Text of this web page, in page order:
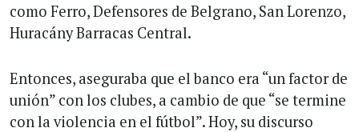
como Ferro, Defensores de Belgrano, San Lorenzo,
Huracány Barracas Central.
Entonces, aseguraba que el banco era “un factor de
unión” con los clubes, a cambio de que “se termine
con la violencia en el fútbol”. Hoy, su discurso